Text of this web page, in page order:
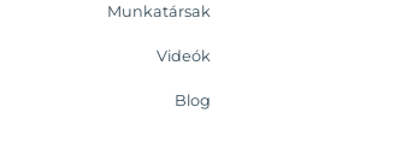
Munkatársak
Videók
Blog